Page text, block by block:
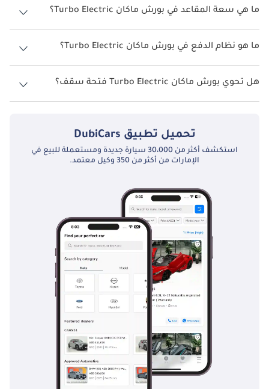
ماكان 2026 من 500 كم - 613 كم.
ما هي سعة المقاعد في بورش ماكان Turbo Electric؟
تتسع بورش ماكان Turbo Electric لأ 5 أشخاص.
ما هو نظام الدفع في بورش ماكان Turbo Electric؟
نظام الدفع في بورش ماكان All Wheel Drive Turbo Electric.
هل تحوي بورش ماكان Turbo Electric فتحة سقف؟
نعم توفر بورش ماكان Turbo Electric فتحة السقف كخيار.
تحميل تطبيق DubiCars
استكشف أكثر من 30،000 سيارة جديدة ومستعملة للبيع في
الإمارات من أكثر من 350 وكيل معتمد.